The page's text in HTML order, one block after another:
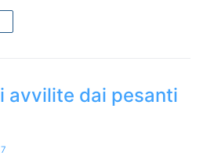
avvilite dai pesanti